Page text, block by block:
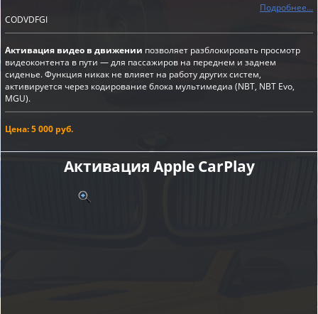
Подробнее...
CODVDFGI
Активация видео в движении позволяет разблокировать просмотр
видеоконтента в пути — для пассажиров на переднем и заднем
сиденье. Функция никак не влияет на работу других систем,
активируется через кодирование блока мультимедиа (NBT, NBT Evo,
MGU).
Цена: 5 000 руб.
Активация Apple CarPlay